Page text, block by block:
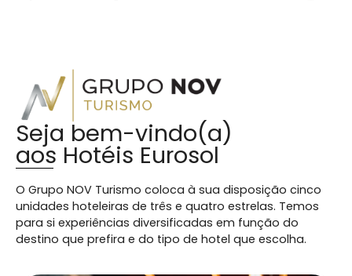
Seja bem-vindo(a)
aos Hotéis Eurosol
O Grupo NOV Turismo coloca à sua disposição cinco
unidades hoteleiras de três e quatro estrelas. Temos
para si experiências diversificadas em função do
destino que prefira e do tipo de hotel que escolha.